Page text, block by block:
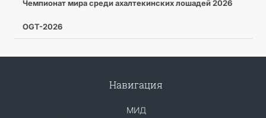
Чемпионат мира среди ахалтекинских лошадей 2026
OGT-2026
Навигация
МИД